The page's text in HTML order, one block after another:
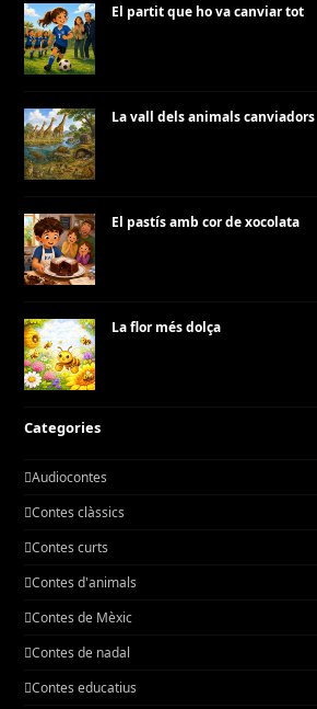
El partit que ho va canviar tot
La vall dels animals canviadors
El pastís amb cor de xocolata
La flor més dolça
Categories
Audiocontes
Contes clàssics
Contes curts
Contes d'animals
Contes de Mèxic
Contes de nadal
Contes educatius